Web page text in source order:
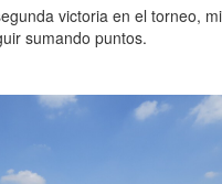
victoria en el torneo,
sumando puntos.